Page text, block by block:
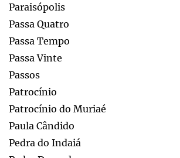
Paraisópolis
Passa Quatro
Passa Tempo
Passa Vinte
Passos
Patrocínio
Patrocínio do Muriaé
Paula Cândido
Pedra do Indaiá